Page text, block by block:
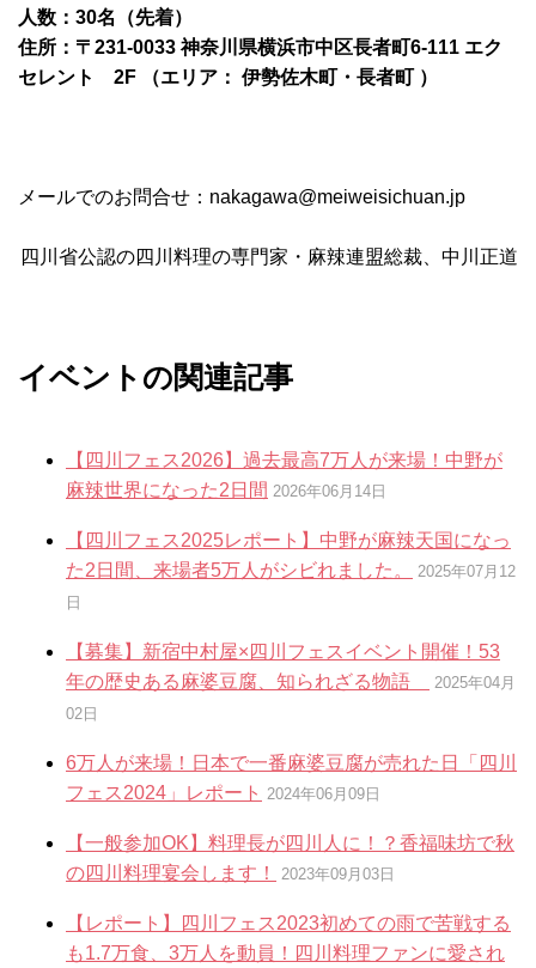
人数：30名（先着）
住所：〒231-0033 神奈川県横浜市中区長者町6-111 エク
セレント 2F （エリア： 伊勢佐木町・長者町 ）
メールでのお問合せ：nakagawa@meiweisichuan.jp
四川省公認の四川料理の専門家・麻辣連盟総裁、中川正道
イベントの関連記事
【四川フェス2026】過去最高7万人が来場！中野が
麻辣世界になった2日間 2026年06月14日
【四川フェス2025レポート】中野が麻辣天国になっ
た2日間、来場者5万人がシビれました。
2025年07月12
日
【募集】新宿中村屋×四川フェスイベント開催！53
年の歴史ある麻婆豆腐、知られざる物語
2025年04月
02日
6万人が来場！日本で一番麻婆豆腐が売れた日「四川
フェス2024」レポート 2024年06月09日
【一般参加OK】料理長が四川人に！？香福味坊で秋
の四川料理宴会します！
2023年09月03日
【レポート】四川フェス2023初めての雨で苦戦する
も1.7万食、3万人を動員！四川料理ファンに愛され